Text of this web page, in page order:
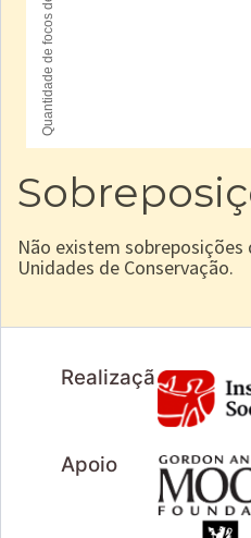
Não existem
Unidades de Conservação.